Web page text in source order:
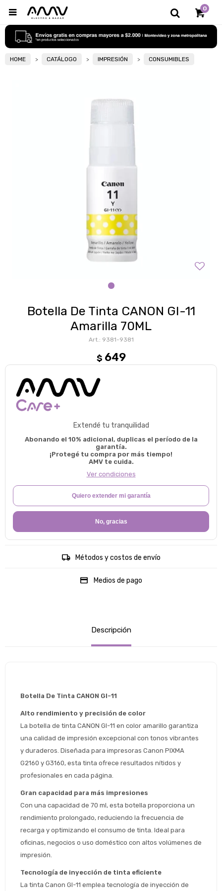
0

HOME CATÁLOGO IMPRESIÓN CONSUMIBLES
Botella De Tinta CANON GI-11
Amarilla 70ML
9381-9381
$ 649
Extendé tu tranquilidad
Abonando el 10% adicional, duplicas el período de la
garantía.
¡Protegé tu compra por más tiempo!
AMV te cuida.
Ver condiciones
Quiero extender mi garantía
No, gracias
Métodos y costos de envío
Medios de pago
Descripción
Botella De Tinta CANON GI-11
Alto rendimiento y precisión de color
La botella de tinta CANON GI-11 en color amarillo garantiza
una calidad de impresión excepcional con tonos vibrantes
y duraderos. Diseñada para impresoras Canon PIXMA
G2160 y G3160, esta tinta ofrece resultados nítidos y
profesionales en cada página.
Gran capacidad para más impresiones
Con una capacidad de 70 ml, esta botella proporciona un
rendimiento prolongado, reduciendo la frecuencia de
recarga y optimizando el consumo de tinta. Ideal para
oficinas, negocios o uso doméstico con altos volúmenes de
impresión.
Tecnología de inyección de tinta eficiente
La tinta Canon GI-11 emplea tecnología de inyección de
* sujeto aprobación crediticia
Estás calificado para comprar usando Pago